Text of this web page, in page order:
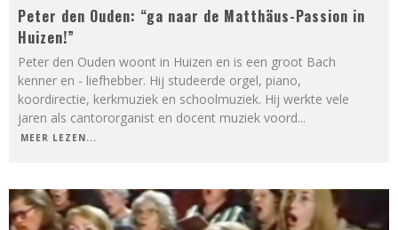
Peter den Ouden: “ga naar de Matthäus-Passion in
Huizen!”
Peter den Ouden woont in Huizen en is een groot Bach
kenner en - liefhebber. Hij studeerde orgel, piano,
koordirectie, kerkmuziek en schoolmuziek. Hij werkte vele
jaren als cantororganist en docent muziek voord...
MEER LEZEN...